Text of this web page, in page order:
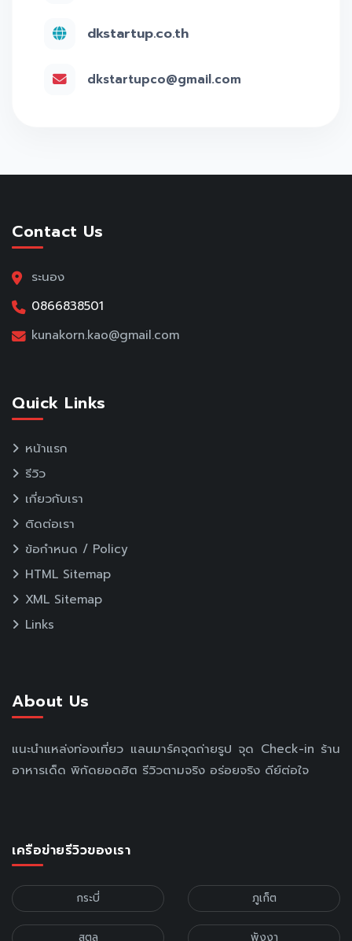
dkstartup.co.th
dkstartupco@gmail.com
Contact Us
ระนอง
0866838501
kunakorn.kao@gmail.com
Quick Links
หน้าแรก
รีวิว
เกี่ยวกับเรา
ติดต่อเรา
ข้อกำหนด / Policy
HTML Sitemap
XML Sitemap
Links
About Us
แนะนำแหล่งท่องเที่ยว แลนมาร์คจุดถ่ายรูป จุด Check-in ร้าน
อาหารเด็ด พิกัดยอดฮิต รีวิวตามจริง อร่อยจริง ดีย์ต่อใจ
เครือข่ายรีวิวของเรา
กระบี่ ภูเก็ต
สตูล พังงา